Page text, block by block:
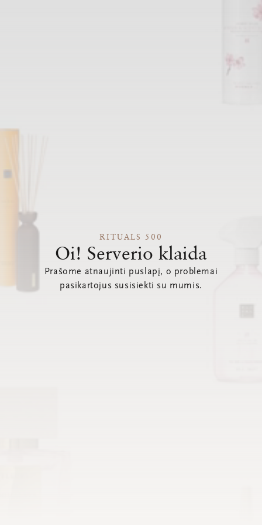
RITUALS 500
Oi! Serverio klaida
Prašome atnaujinti puslapį, o problemai
pasikartojus susisiekti su mumis.